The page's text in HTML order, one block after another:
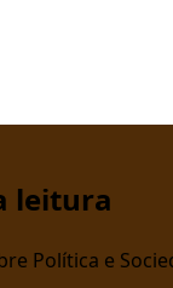
leitura
Política e